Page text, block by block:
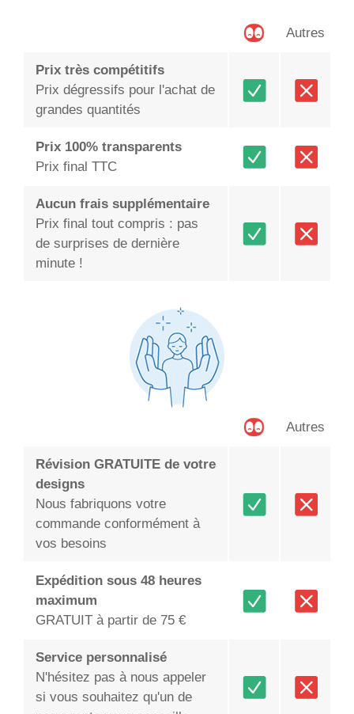
Autres
Prix très compétitifs
Prix dégressifs pour l'achat de
grandes quantités
Prix 100% transparents
Prix final TTC
Aucun frais supplémentaire
Prix final tout compris : pas
de surprises de dernière
minute !
Autres
Révision GRATUITE de votre
designs
Nous fabriquons votre
commande conformément à
vos besoins
Expédition sous 48 heures
maximum
GRATUIT à partir de 75 €
Service personnalisé
N'hésitez pas à nous appeler
si vous souhaitez qu'un de